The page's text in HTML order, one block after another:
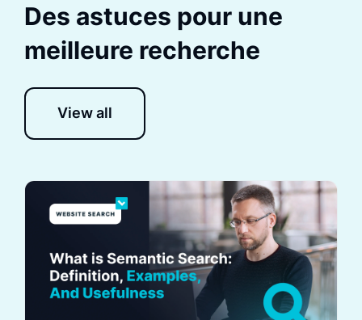
Des astuces pour une
meilleure recherche
View all